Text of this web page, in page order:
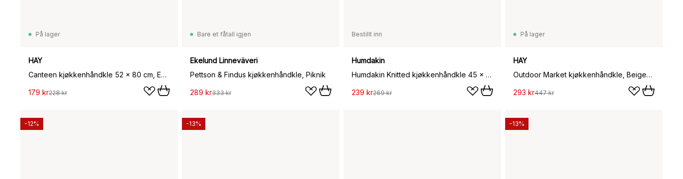
På lager
HAY
Canteen kjøkkenhåndkle 52 x 80 cm, Emerald pinstripe
179 kr228 kr
Bare et fåtall igjen
Ekelund Linneväveri
Pettson & Findus kjøkkenhåndkle, Piknik
289 kr333 kr
Bestillt inn
Humdakin
Humdakin Knitted kjøkkenhåndkle 45 x 70 cm, Light stone
239 kr269 kr
På lager
HAY
Outdoor Market kjøkkenhåndkle, Beige-red, 2-pakning
293 kr447 kr
-12% -13% -13%